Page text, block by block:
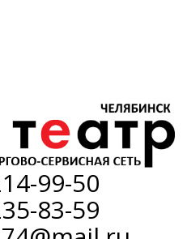
99-50
83-59